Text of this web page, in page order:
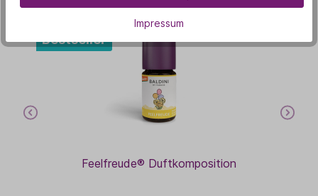
Bestseller
Feelfreude® Duftkomposition
Impressum